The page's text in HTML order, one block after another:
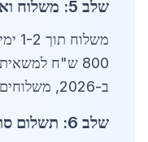
שלב 5: משלוח ואיסוף
ב-2026, משלוחים ירוקים במשאיות חשמליות.
שלב 6: תשלום סופי ואחריות